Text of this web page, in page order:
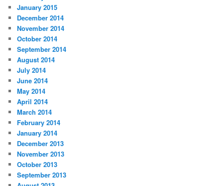
January 2015
December 2014
November 2014
October 2014
September 2014
August 2014
July 2014
June 2014
May 2014
April 2014
March 2014
February 2014
January 2014
December 2013
November 2013
October 2013
September 2013